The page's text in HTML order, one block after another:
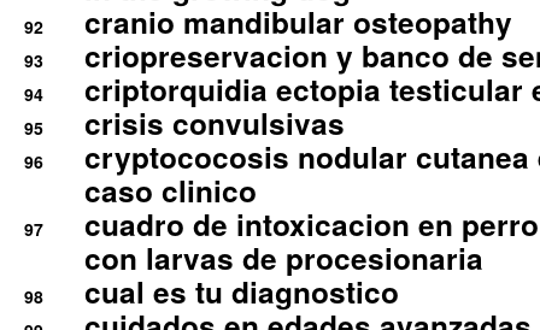
92 cranio mandibular osteopathy
93 criopreservacion y banco de
94 criptorquidia ectopia testicular
95 crisis convulsivas
96
cryptococosis nodular cutanea
caso clinico
97
cuadro de intoxicacion en
con larvas de procesionaria
98 cual es tu diagnostico